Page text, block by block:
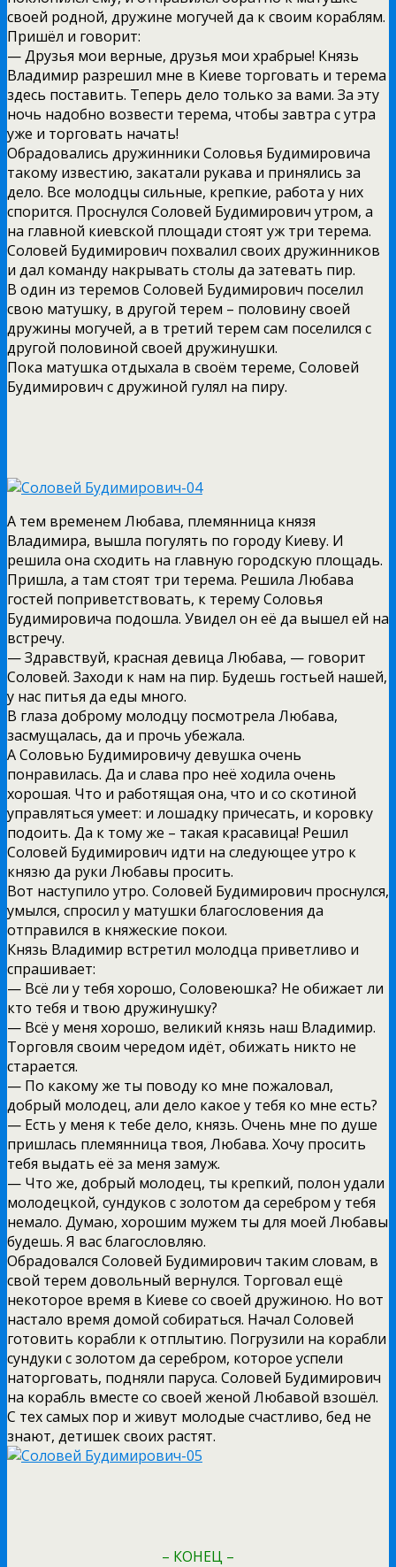
своей родной, дружине могучей да к своим кораблям.
Пришёл и говорит:
— Друзья мои верные, друзья мои храбрые! Князь
Владимир разрешил мне в Киеве торговать и терема
здесь поставить. Теперь дело только за вами. За эту
ночь надобно возвести терема, чтобы завтра с утра
уже и торговать начать!
Обрадовались дружинники Соловья Будимировича
такому известию, закатали рукава и принялись за
дело. Все молодцы сильные, крепкие, работа у них
спорится. Проснулся Соловей Будимирович утром, а
на главной киевской площади стоят уж три терема.
Соловей Будимирович похвалил своих дружинников
и дал команду накрывать столы да затевать пир.
В один из теремов Соловей Будимирович поселил
свою матушку, в другой терем – половину своей
дружины могучей, а в третий терем сам поселился с
другой половиной своей дружинушки.
Пока матушка отдыхала в своём тереме, Соловей
Будимирович с дружиной гулял на пиру.
А тем временем Любава, племянница князя
Владимира, вышла погулять по городу Киеву. И
решила она сходить на главную городскую площадь.
Пришла, а там стоят три терема. Решила Любава
гостей поприветствовать, к терему Соловья
Будимировича подошла. Увидел он её да вышел ей на
встречу.
— Здравствуй, красная девица Любава, — говорит
Соловей. Заходи к нам на пир. Будешь гостьей нашей,
у нас питья да еды много.
В глаза доброму молодцу посмотрела Любава,
засмущалась, да и прочь убежала.
А Соловью Будимировичу девушка очень
понравилась. Да и слава про неё ходила очень
хорошая. Что и работящая она, что и со скотиной
управляться умеет: и лошадку причесать, и коровку
подоить. Да к тому же – такая красавица! Решил
Соловей Будимирович идти на следующее утро к
князю да руки Любавы просить.
Вот наступило утро. Соловей Будимирович проснулся,
умылся, спросил у матушки благословения да
отправился в княжеские покои.
Князь Владимир встретил молодца приветливо и
спрашивает:
— Всё ли у тебя хорошо, Соловеюшка? Не обижает ли
кто тебя и твою дружинушку?
— Всё у меня хорошо, великий князь наш Владимир.
Торговля своим чередом идёт, обижать никто не
старается.
— По какому же ты поводу ко мне пожаловал,
добрый молодец, али дело какое у тебя ко мне есть?
— Есть у меня к тебе дело, князь. Очень мне по душе
пришлась племянница твоя, Любава. Хочу просить
тебя выдать её за меня замуж.
— Что же, добрый молодец, ты крепкий, полон удали
молодецкой, сундуков с золотом да серебром у тебя
немало. Думаю, хорошим мужем ты для моей Любавы
будешь. Я вас благословляю.
Обрадовался Соловей Будимирович таким словам, в
свой терем довольный вернулся. Торговал ещё
некоторое время в Киеве со своей дружиною. Но вот
настало время домой собираться. Начал Соловей
готовить корабли к отплытию. Погрузили на корабли
сундуки с золотом да серебром, которое успели
наторговать, подняли паруса. Соловей Будимирович
на корабль вместе со своей женой Любавой взошёл.
С тех самых пор и живут молодые счастливо, бед не
знают, детишек своих растят.
– КОНЕЦ –